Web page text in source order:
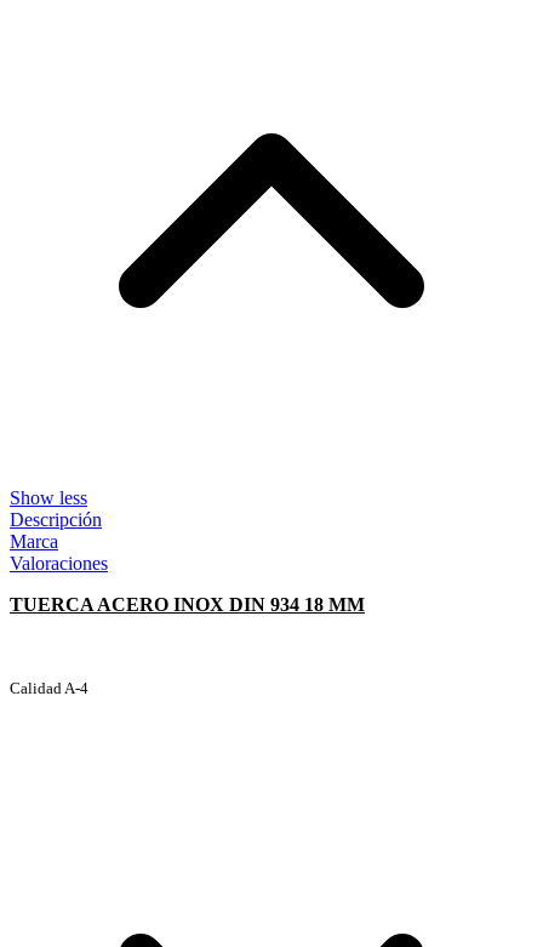
Show less
Descripción
Marca
Valoraciones
TUERCA ACERO INOX DIN 934 18 MM
Calidad A-4